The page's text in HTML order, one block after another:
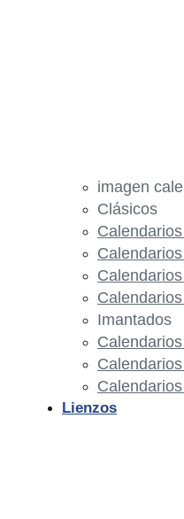
imagen
Clásicos
Imantados
Lienzos